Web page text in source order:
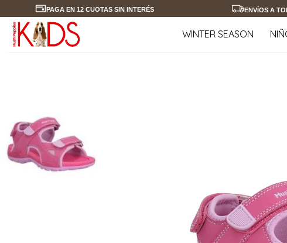
PAGA EN 12 CUOTAS SIN INTERÉS ENVÍOS A
WINTER SEASON